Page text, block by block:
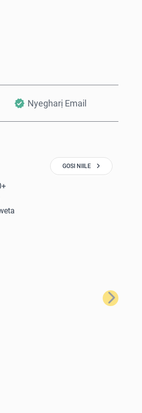
Nyegharị Email
GOSI NIILE
Nke na-